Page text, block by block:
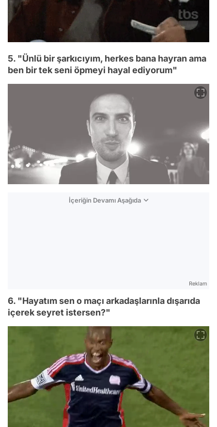
5. "Ünlü bir şarkıcıyım, herkes bana hayran ama
ben bir tek seni öpmeyi hayal ediyorum"
İçeriğin Devamı Aşağıda
Reklam
6. "Hayatım sen o maçı arkadaşlarınla dışarıda
içerek seyret istersen?"